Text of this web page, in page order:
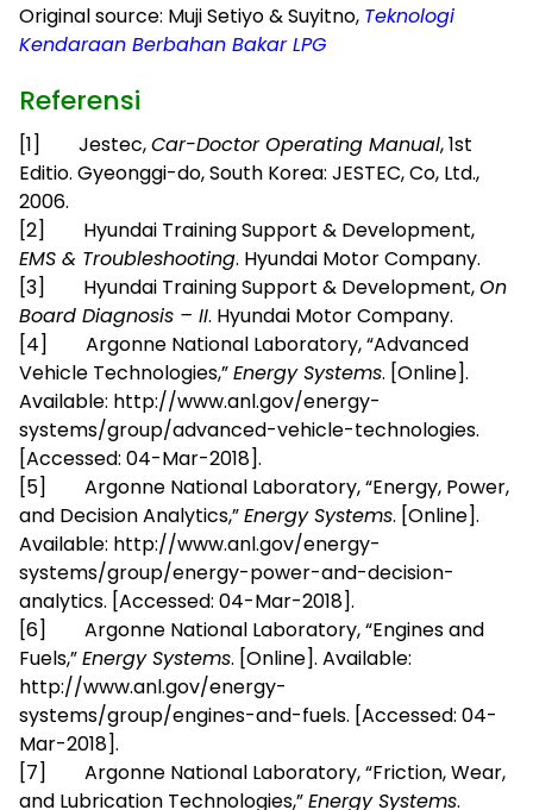
Original source: Muji Setiyo & Suyitno, Teknologi
Kendaraan Berbahan Bakar LPG
Referensi
[1] Jestec,Car-Doctor Operating Manual, 1st
Editio. Gyeonggi-do, South Korea: JESTEC, Co, Ltd.,
2006.
[2] Hyundai Training Support & Development,
EMS & Troubleshooting. Hyundai Motor Company.
[3] Hyundai Training Support & Development,On
Board Diagnosis – II. Hyundai Motor Company.
[4] Argonne National Laboratory, “Advanced
Vehicle Technologies,”Energy Systems. [Online].
Available: http://www.anl.gov/energy-
systems/group/advanced-vehicle-technologies.
[Accessed: 04-Mar-2018].
[5] Argonne National Laboratory, “Energy, Power,
and Decision Analytics,”Energy Systems. [Online].
Available: http://www.anl.gov/energy-
systems/group/energy-power-and-decision-
analytics. [Accessed: 04-Mar-2018].
[6] Argonne National Laboratory, “Engines and
Fuels,”Energy Systems. [Online]. Available:
http://www.anl.gov/energy-
systems/group/engines-and-fuels. [Accessed: 04-
Mar-2018].
[7] Argonne National Laboratory, “Friction, Wear,
and Lubrication Technologies,”Energy Systems.